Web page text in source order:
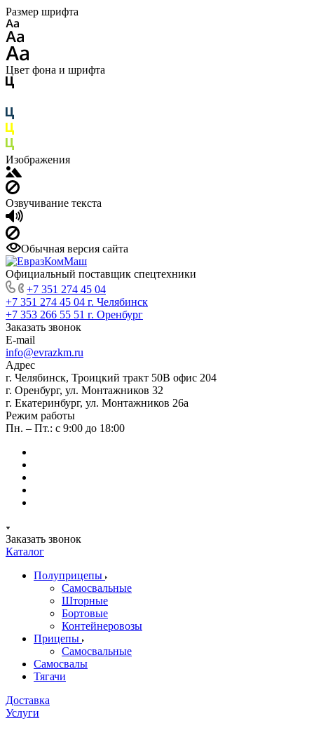
Размер шрифта
Цвет фона и шрифта
Изображения
Озвучивание текста
Обычная версия сайта
Официальный поставщик спецтехники
+7 351 274 45 04
+7 351 274 45 04 г. Челябинск
+7 353 266 55 51 г. Оренбург
Заказать звонок
E-mail
info@evrazkm.ru
Адрес
г. Челябинск, Троицкий тракт 50В офис 204
г. Оренбург, ул. Монтажников 32
г. Екатеринбург, ул. Монтажников 26а
Режим работы
Пн. – Пт.: с 9:00 до 18:00
Заказать звонок
Каталог
Полуприцепы
Самосвальные
Шторные
Бортовые
Контейнеровозы
Прицепы
Самосвальные
Самосвалы
Тягачи
Доставка
Услуги